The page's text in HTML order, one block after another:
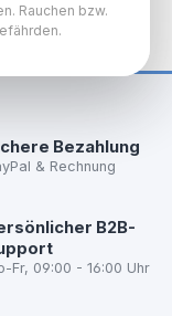
Bezahlung
& Rechnung
B2B-
Fr, 09:00 - 16:00 Uhr
Rauchen bzw.